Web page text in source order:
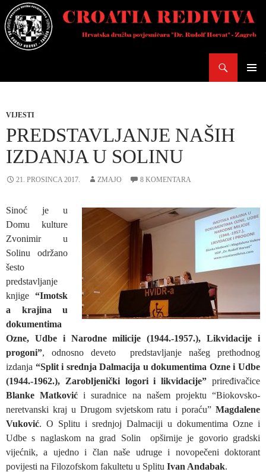
Skoči
do
sadržaja
VIJESTI
PREDSTAVLJANJE NAŠIH
IZDANJA U SOLINU
21. PROSINCA 2017. ZMAJO 8 KOMENTARA
Sinoć je u
Domu kulture
Zvonimir u
Solinu održano
šesto
predstavljanje
knjige “Imotsk
a krajina u
dokumentima
Ozne, Udbe i Narodne milicije (1944.-1957.), Likvidacije i
progoni”, odnosno deveto predstavljanje našeg prethodnog
izdanja “Split i srednja Dalmacija u dokumentima Ozne i Udbe
(1944.-1962.), Zarobljenički logori i likvidacije” priređivačice
Blanke Matković i suradnice na našem projektu “Biokovsko-
neretvanski kraj u Drugom svjetskom ratu i poraću” Magdalene
Vuković. O Splitu i srednjoj Dalmaciji u dokumentima Ozne i
Udbe s naglaskom na grad Solin opširnije je govorio gradski
vijećnik, a ujedno i član naše udruge i novopečeni doktorant
povijesti na Filozofskom fakultetu u Splitu Ivan Andabak.